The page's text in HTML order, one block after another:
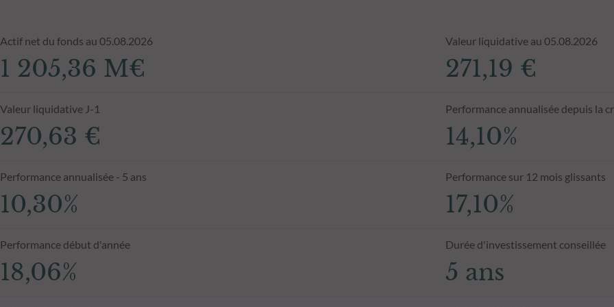
Actif net du fonds au 05.08.2026
1 205,36 M€
Valeur liquidative au 05.08.2026
271,19 €
Valeur liquidative J-1
270,63 €
Performance annualisée depuis la
14,10%
Performance annualisée - 5 ans
10,30%
Performance sur 12 mois glissants
17,10%
Performance début d'année
18,06%
Durée d'investissement conseillée
5 ans